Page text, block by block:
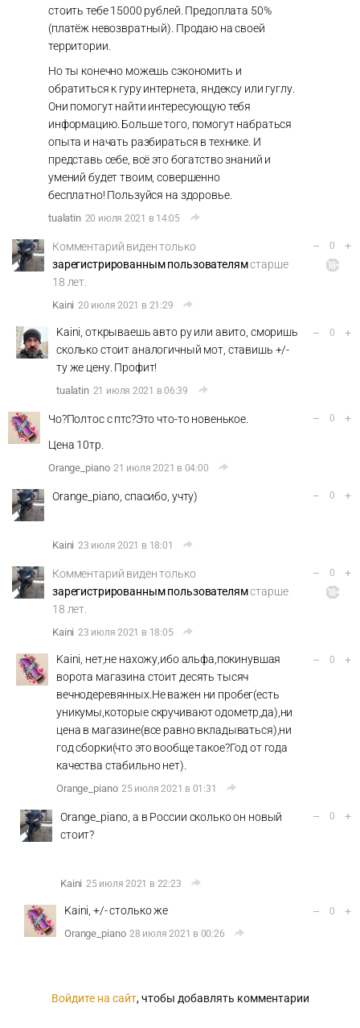
стоить тебе 15000 рублей. Предоплата 50%
(платёж невозвратный). Продаю на своей
территории.
Но ты конечно можешь сэкономить и
обратиться к гуру интернета, яндексу или гуглу.
Они помогут найти интересующую тебя
информацию. Больше того, помогут набраться
опыта и начать разбираться в технике. И
представь себе, всё это богатство знаний и
умений будет твоим, совершенно
бесплатно! Пользуйся на здоровье.
tualatin 20 июля 2021 в 14:05
Комментарий виден только
зарегистрированным пользователямстарше
18 лет.
Kaini 20 июля 2021 в 21:29
– 0 +
Kaini, открываешь авто ру или авито, сморишь
сколько стоит аналогичный мот, ставишь +/-
ту же цену. Профит!
tualatin 21 июля 2021 в 06:39
– 0 +
Чо?Полтос с птс?Это что-то новенькое.
Цена 10тр.
Orange_piano 21 июля 2021 в 04:00
– 0 +
Orange_piano, спасибо, учту)
Kaini 23 июля 2021 в 18:01
– 0 +
Комментарий виден только
зарегистрированным пользователямстарше
18 лет.
Kaini 23 июля 2021 в 18:05
– 0 +
Kaini, нет,не нахожу,ибо альфа,покинувшая
ворота магазина стоит десять тысяч
вечнодеревянных.Не важен ни пробег(есть
уникумы,которые скручивают одометр,да),ни
цена в магазине(все равно вкладываться),ни
год сборки(что это вообще такое?Год от года
качества стабильно нет).
Orange_piano 25 июля 2021 в 01:31
– 0 +
Orange_piano, а в России сколько он новый
стоит?
Kaini 25 июля 2021 в 22:23
– 0 +
Kaini, +/- столько же
Orange_piano 28 июля 2021 в 00:26
– 0 +
Войдите на сайт, чтобы добавлять комментарии